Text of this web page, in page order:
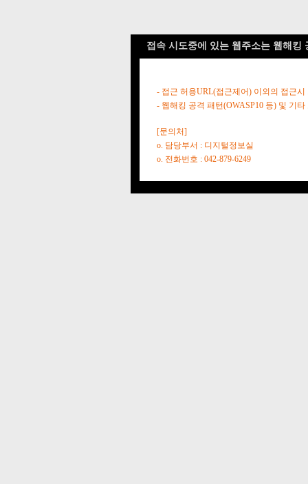
접속 시도중에 있는 웹주소는 웹해킹
- 접근 허용URL(접근제어) 이외의 접근시
- 웹해킹 공격 패턴(OWASP10 등) 및 기
[문의처]
o. 담당부서 : 디지털정보실
o. 전화번호 : 042-879-6249